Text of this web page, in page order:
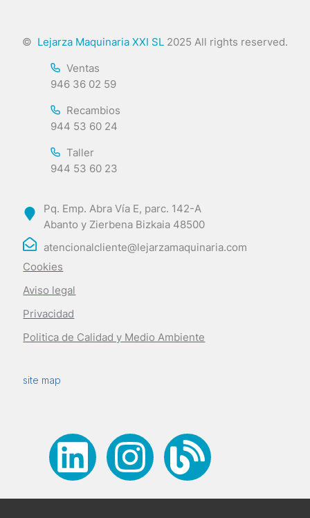
© Lejarza Maquinaria XXI SL 2025 All rights reserved.
Ventas
946 36 02 59
Recambios
944 53 60 24
Taller
944 53 60 23
Pq. Emp. Abra Vía E, parc. 142-A
Abanto y Zierbena Bizkaia 48500
atencionalcliente@lejarzamaquinaria.com
Cookies
Aviso legal
Privacidad
Politica de Calidad y Medio Ambiente
site map